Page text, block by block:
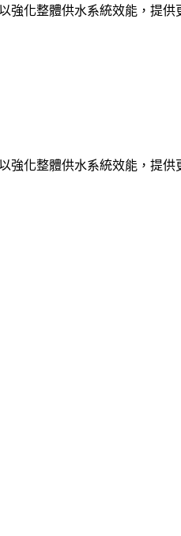
化整體供水系統效能，提供
化整體供水系統效能，提供